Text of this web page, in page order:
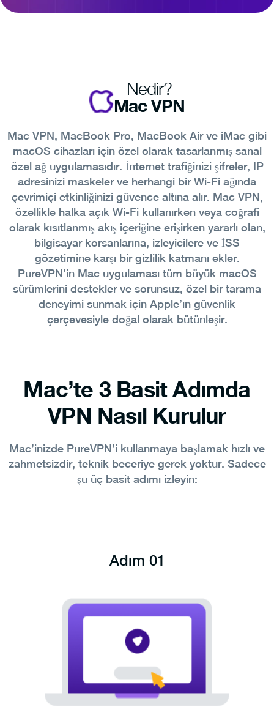
Nedir?
Mac VPN
Mac VPN, MacBook Pro, MacBook Air ve iMac gibi
macOS cihazları için özel olarak tasarlanmış sanal
özel ağ uygulamasıdır. İnternet trafiğinizi şifreler, IP
adresinizi maskeler ve herhangi bir Wi-Fi ağında
çevrimiçi etkinliğinizi güvence altına alır. Mac VPN,
özellikle halka açık Wi-Fi kullanırken veya coğrafi
olarak kısıtlanmış akış içeriğine erişirken yararlı olan,
bilgisayar korsanlarına, izleyicilere ve İSS
gözetimine karşı bir gizlilik katmanı ekler.
PureVPN’in Mac uygulaması tüm büyük macOS
sürümlerini destekler ve sorunsuz, özel bir tarama
deneyimi sunmak için Apple’ın güvenlik
çerçevesiyle doğal olarak bütünleşir.
Mac’te 3 Basit Adımda
VPN Nasıl Kurulur
Mac’inizde PureVPN’i kullanmaya başlamak hızlı ve
zahmetsizdir, teknik beceriye gerek yoktur. Sadece
şu üç basit adımı izleyin:
Adım 01